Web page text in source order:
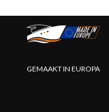
GEMAAKT IN EUROPA